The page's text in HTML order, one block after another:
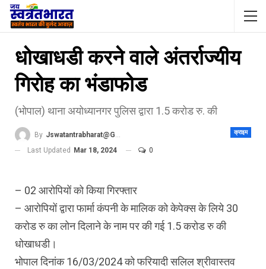
धोखाधडी करने वाले अंतर्राज्यीय
गिरोह का भंडाफोड
(भोपाल) थाना अयोध्यानगर पुलिस द्वारा 1.5 करोड रु. की
क्राइम
By Jswatantrabharat@gmail.com
Last Updated Mar 18, 2024 0
– 02 आरोपियों को किया गिरफ्तार
– आरोपियों द्वारा फार्मा कंपनी के मालिक को केपेक्स के लिये 30
करोड रु का लोन दिलाने के नाम पर की गई 1.5 करोड रु की
धोखाधडी।
भोपाल दिनांक 16/03/2024 को फरियादी सलिल श्रीवास्तव